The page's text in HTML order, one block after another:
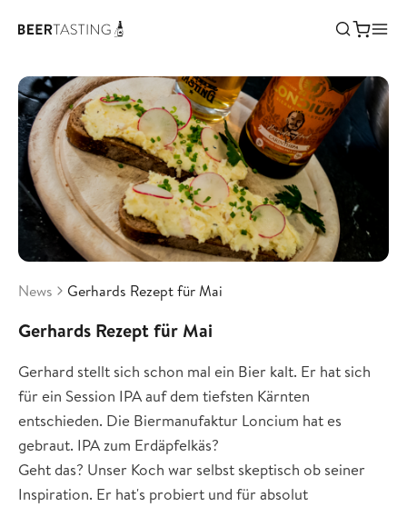
News Gerhards Rezept für Mai
Gerhards Rezept für Mai
Gerhard stellt sich schon mal ein Bier kalt. Er hat sich
für ein Session IPA auf dem tiefsten Kärnten
entschieden. Die Biermanufaktur Loncium hat es
gebraut. IPA zum Erdäpfelkäs?
Geht das? Unser Koch war selbst skeptisch ob seiner
Inspiration. Er hat's probiert und für absolut